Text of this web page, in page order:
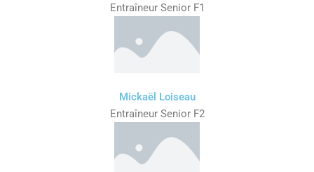
Entraîneur Senior F1
Mickaël Loiseau
Entraîneur Senior F2